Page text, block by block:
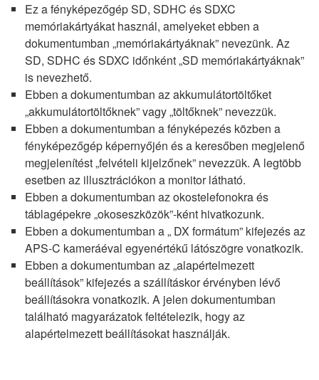
Ez a fényképezőgép SD, SDHC és SDXC
memóriakártyákat használ, amelyeket ebben a
dokumentumban „memóriakártyáknak” nevezünk. Az
SD, SDHC és SDXC időnként „SD memóriakártyáknak”
is nevezhető.
Ebben a dokumentumban az akkumulátortöltőket
„akkumulátortöltőknek” vagy „töltőknek” nevezzük.
Ebben a dokumentumban a fényképezés közben a
fényképezőgép képernyőjén és a keresőben megjelenő
megjelenítést „felvételi kijelzőnek” nevezzük. A legtöbb
esetben az illusztrációkon a monitor látható.
Ebben a dokumentumban az okostelefonokra és
táblagépekre „okoseszközök”-ként hivatkozunk.
Ebben a dokumentumban a „ DX formátum” kifejezés az
APS-C kameráéval egyenértékű látószögre vonatkozik.
Ebben a dokumentumban az „alapértelmezett
beállítások” kifejezés a szállításkor érvényben lévő
beállításokra vonatkozik. A jelen dokumentumban
található magyarázatok feltételezik, hogy az
alapértelmezett beállításokat használják.